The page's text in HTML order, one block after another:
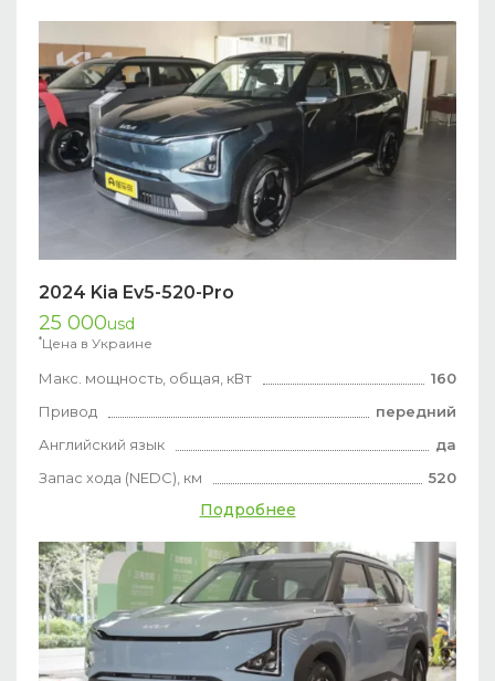
2024 Kia Ev5-520-Pro
25 000usd
*Цена в Украине
Макс. мощность, общая, кВт
160
Привод
передний
Английский язык
да
Запас хода (NEDC), км
520
Подробнее